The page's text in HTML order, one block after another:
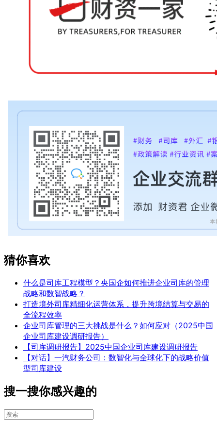
猜你喜欢
什么是司库工程模型？央国企如何推进企业司库的管理
战略和数智战略？
打造境外司库精细化运营体系，提升跨境结算与交易的
全流程效率
企业司库管理的三大挑战是什么？如何应对（2025中国
企业司库建设调研报告）
【司库调研报告】2025中国企业司库建设调研报告
【对话】一汽财务公司：数智化与全球化下的战略价值
型司库建设
搜一搜你感兴趣的